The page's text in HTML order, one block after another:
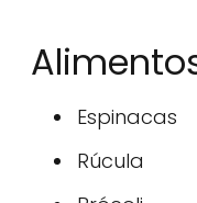
Espinacas
Rúcula